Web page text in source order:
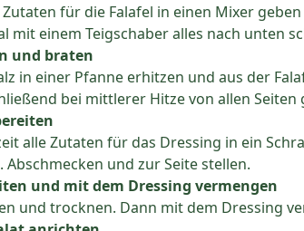
für die Falafel in einen Mixer
mit einem Teigschaber alles nach unten
und braten
in einer Pfanne erhitzen und aus der
bei mittlerer Hitze von allen
alle Zutaten für das Dressing in ein
und zur Seite stellen.
und mit dem Dressing vermengen
und trocknen. Dann mit dem Dressing